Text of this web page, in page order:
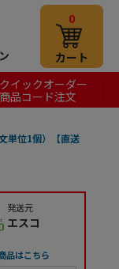
0
カート
クイックオーダー
商品コード注文
単位1個）【直送
発送元
エスコ
品はこちら